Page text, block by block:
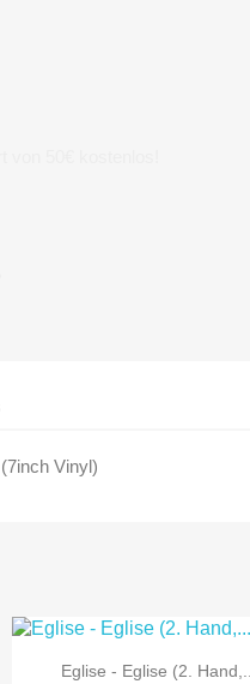
Vinyl)
 Vorschau
Eglise - Eglise (2. Hand,...